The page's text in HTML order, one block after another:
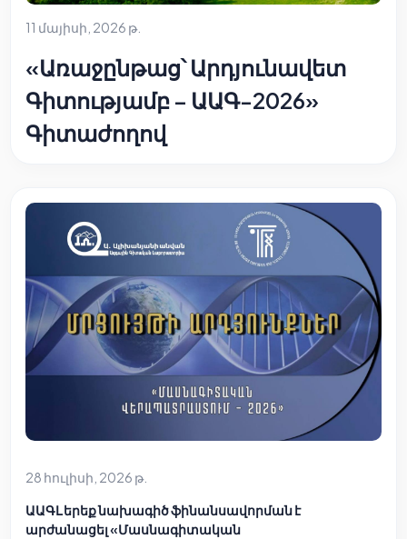
11 մայիսի, 2026 թ.
«Առաջընթաց՝ Արդյունավետ
Գիտությամբ – ԱԱԳ-2026»
Գիտաժողով
28 հուլիսի, 2026 թ.
ԱԱԳԼ երեք նախագիծ ֆինանսավորման է
արժանացել «Մասնագիտական